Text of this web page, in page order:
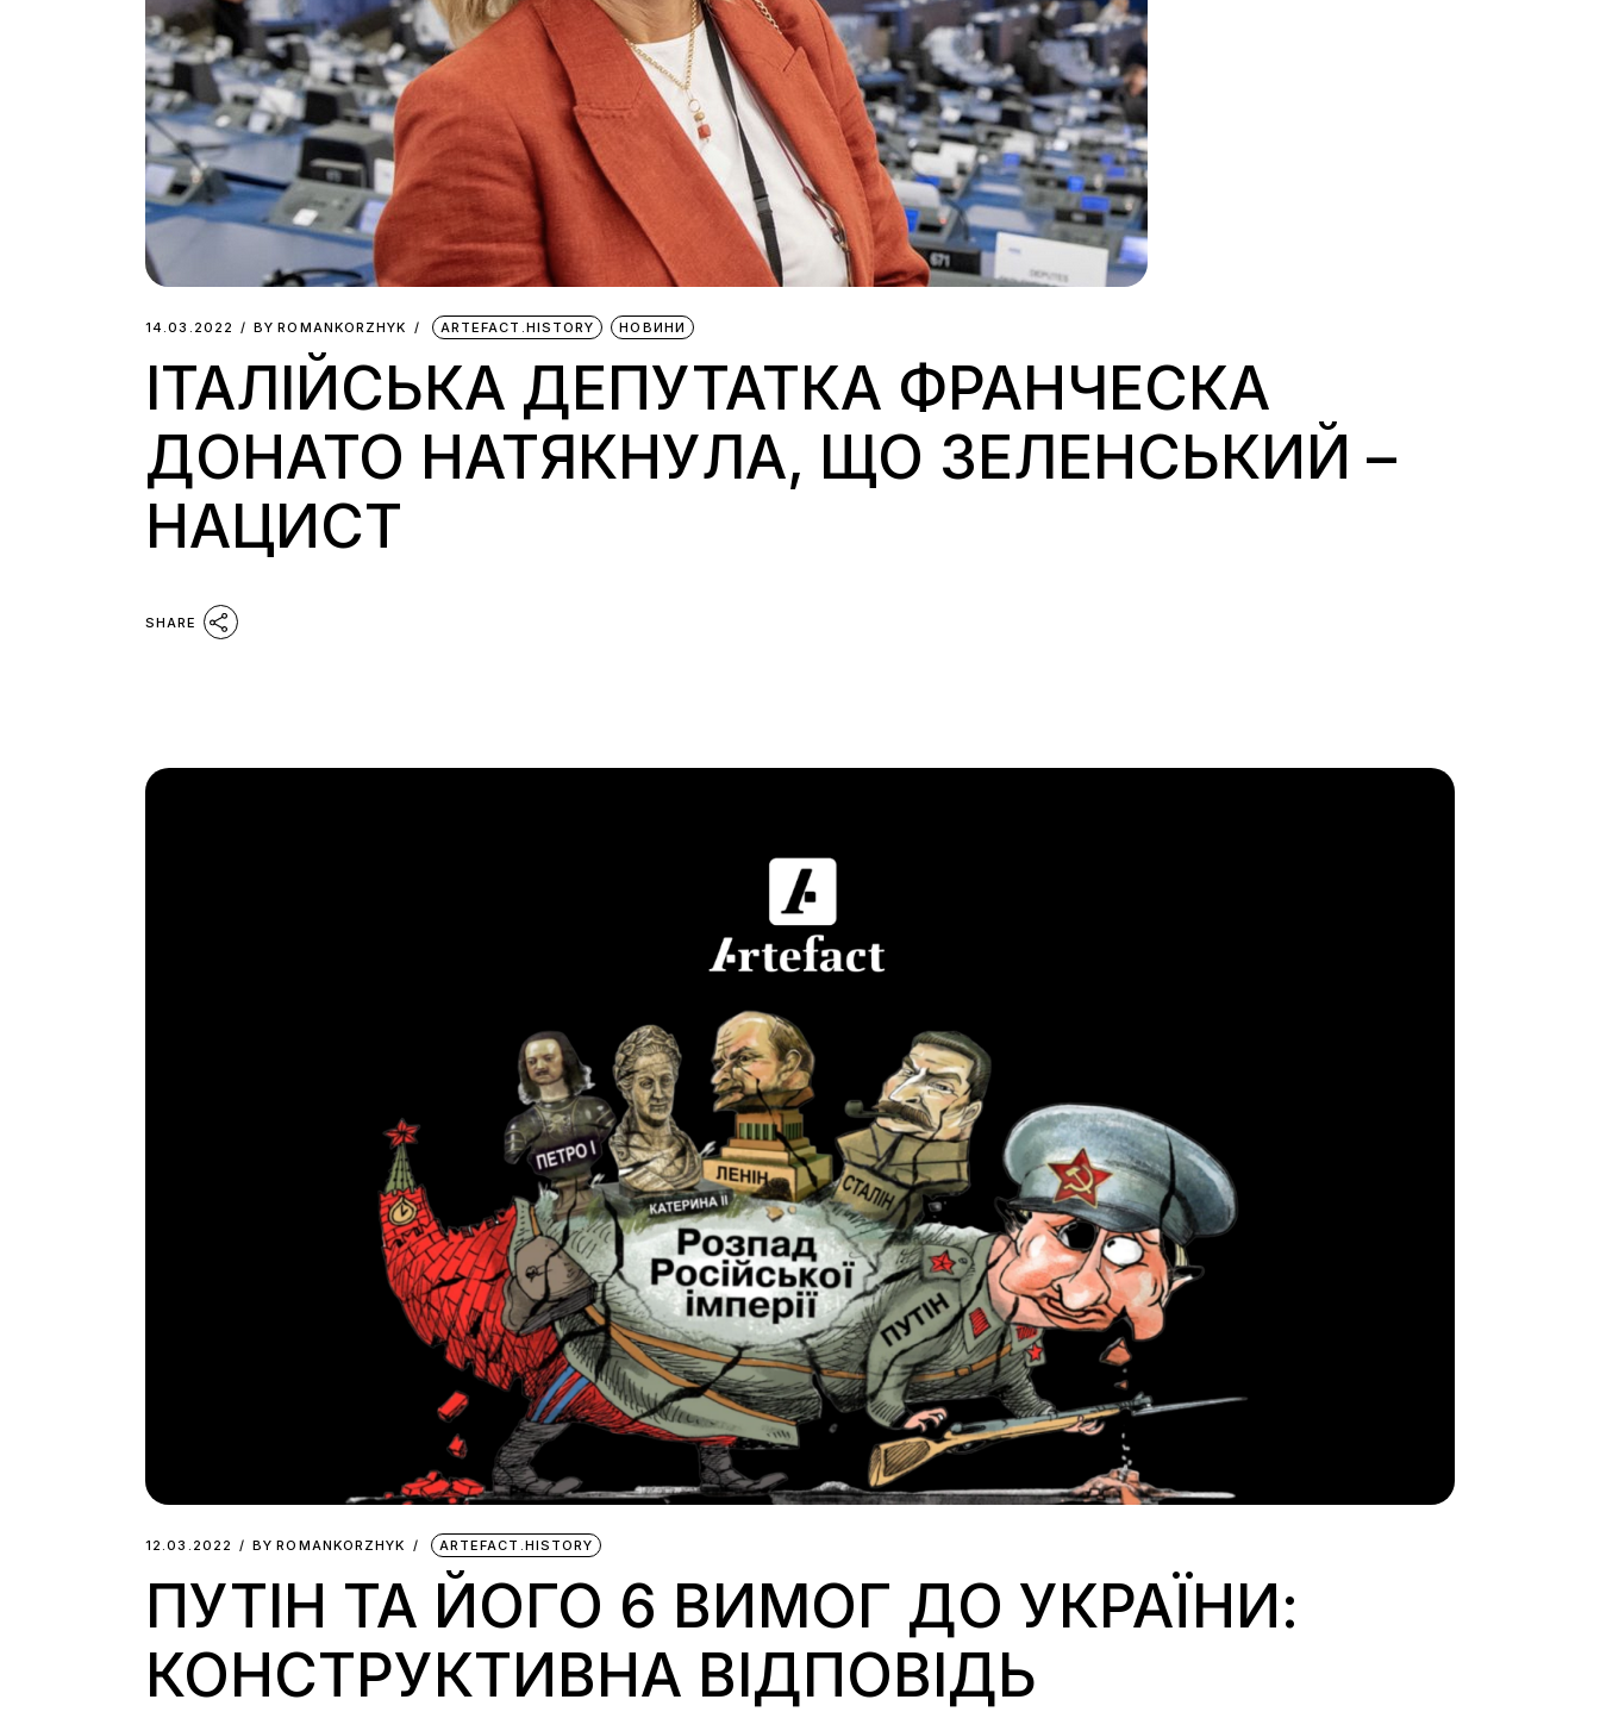
14.03.2022 BY ROMANKORZHYK ARTEFACT.HISTORY НОВИНИ
ІТАЛІЙСЬКА ДЕПУТАТКА ФРАНЧЕСКА
ДОНАТО НАТЯКНУЛА, ЩО ЗЕЛЕНСЬКИЙ –
НАЦИСТ
SHARE
12.03.2022 BY ROMANKORZHYK ARTEFACT.HISTORY
ПУТІН ТА ЙОГО 6 ВИМОГ ДО УКРАЇНИ:
КОНСТРУКТИВНА ВІДПОВІДЬ